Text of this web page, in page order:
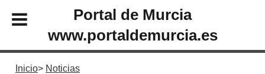
Portal de Murcia
www.portaldemurcia.es
Inicio Noticias